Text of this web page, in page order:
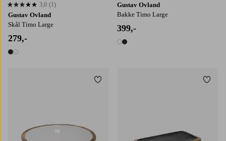
Gustav Ovland
Skål Timo Large
279,-
2 farver
3,0 baseret på 1 bedømmelser
3,0 (1)
Gustav Ovland
Bakke Timo Large
399,-
2 farver
Tilføj til favoritter